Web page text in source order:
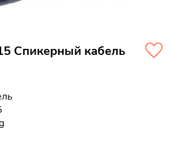
Спикерный кабель